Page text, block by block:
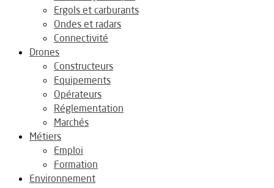
Ergols et carburants
Ondes et radars
Connectivité
Drones
Constructeurs
Equipements
Opérateurs
Réglementation
Marchés
Métiers
Emploi
Formation
Environnement